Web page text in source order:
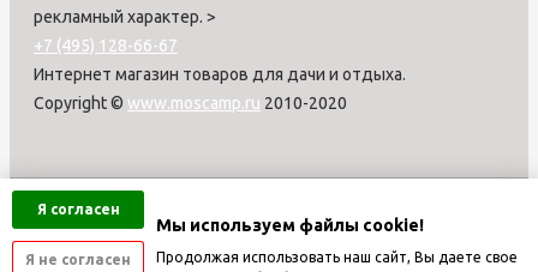
Я согласен
Я не согласен
Мы используем файлы cookie!
Продолжая использовать наш сайт, Вы даете свое
рекламный характер. >
+7 (495) 128-66-67
Интернет магазин товаров для дачи и отдыха.
Copyright © www.moscamp.ru 2010-2020